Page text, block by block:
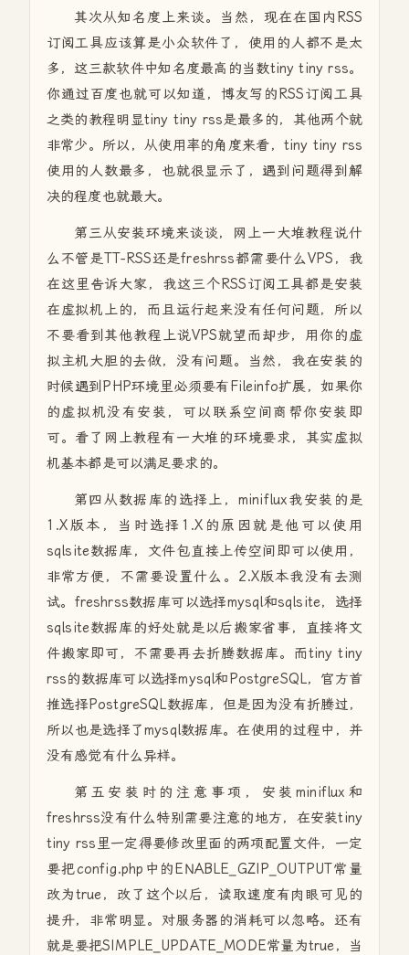
其次从知名度上来谈。当然，现在在国内RSS
订阅工具应该算是小众软件了，使用的人都不是太
多，这三款软件中知名度最高的当数tiny tiny rss。
你通过百度也就可以知道，博友写的RSS订阅工具
之类的教程明显tiny tiny rss是最多的，其他两个就
非常少。所以，从使用率的角度来看，tiny tiny rss
使用的人数最多，也就很显示了，遇到问题得到解
决的程度也就最大。
第三从安装环境来谈谈，网上一大堆教程说什
么不管是TT-RSS还是freshrss都需要什么VPS，我
在这里告诉大家，我这三个RSS订阅工具都是安装
在虚拟机上的，而且运行起来没有任何问题，所以
不要看到其他教程上说VPS就望而却步，用你的虚
拟主机大胆的去做，没有问题。当然，我在安装的
时候遇到PHP环境里必须要有Fileinfo扩展，如果你
的虚拟机没有安装，可以联系空间商帮你安装即
可。看了网上教程有一大堆的环境要求，其实虚拟
机基本都是可以满足要求的。
第四从数据库的选择上，miniflux我安装的是
1.X版本，当时选择1.X的原因就是他可以使用
sqlsite数据库，文件包直接上传空间即可以使用，
非常方便，不需要设置什么。2.X版本我没有去测
试。freshrss数据库可以选择mysql和sqlsite，选择
sqlsite数据库的好处就是以后搬家省事，直接将文
件搬家即可，不需要再去折腾数据库。而tiny tiny
rss的数据库可以选择mysql和PostgreSQL，官方首
推选择PostgreSQL数据库，但是因为没有折腾过，
所以也是选择了mysql数据库。在使用的过程中，并
没有感觉有什么异样。
第五安装时的注意事项，安装miniflux和
freshrss没有什么特别需要注意的地方，在安装tiny
tiny rss里一定得要修改里面的两项配置文件，一定
要把config.php中的ENABLE_GZIP_OUTPUT常量
改为true，改了这个以后，读取速度有肉眼可见的
提升，非常明显。对服务器的消耗可以忽略。还有
就是要把SIMPLE_UPDATE_MODE常量为true，当